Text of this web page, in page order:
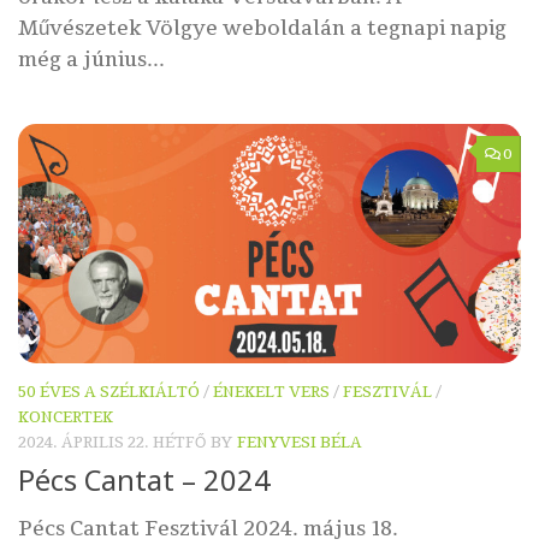
Művészetek Völgye weboldalán a tegnapi napig
még a június...
0
50 ÉVES A SZÉLKIÁLTÓ /ÉNEKELT VERS /FESZTIVÁL/
KONCERTEK
2024. ÁPRILIS 22. HÉTFŐ BY FENYVESI BÉLA
Pécs Cantat – 2024
Pécs Cantat Fesztivál 2024. május 18.